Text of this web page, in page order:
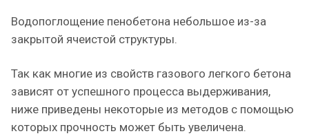
Водопоглощение пенобетона небольшое из-за
закрытой ячеистой структуры.
Так как многие из свойств газового легкого бетона
зависят от успешного процесса выдерживания,
ниже приведены некоторые из методов с помощью
которых прочность может быть увеличена.